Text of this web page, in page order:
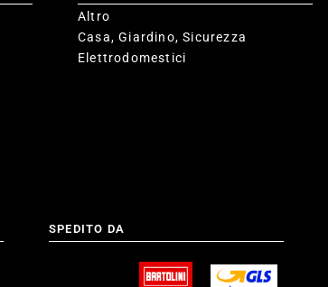
Altro
Casa, Giardino, Sicurezza
Elettrodomestici
SPEDITO DA